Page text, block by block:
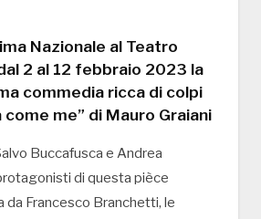
Nazionale al Teatro
2 al 12 febbraio 2023 la
commedia ricca di colpi
come me” di Mauro Graiani
Buccafusca e Andrea
di questa pièce
Francesco Branchetti, le